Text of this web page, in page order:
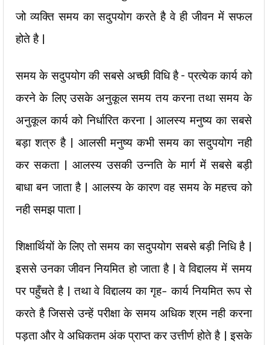
जो व्यक्ति समय का सदुपयोग करते है वे ही जीवन में सफल
होते है |
समय के सदुपयोग की सबसे अच्छी विधि है – प्रत्येक कार्य को
करने के लिए उसके अनुकूल समय तय करना तथा समय के
अनुकूल कार्य को निर्धारित करना | आलस्य मनुष्य का सबसे
बड़ा शत्रु है | आलसी मनुष्य कभी समय का सदुपयोग नही
कर सकता | आलस्य उसकी उन्नति के मार्ग में सबसे बड़ी
बाधा बन जाता है | आलस्य के कारण वह समय के महत्त्व को
नही समझ पाता |
शिक्षार्थियों के लिए तो समय का सदुपयोग सबसे बड़ी निधि है |
इससे उनका जीवन नियमित हो जाता है | वे विद्दालय में समय
पर पहुँचते है | तथा वे विद्दालय का गृह- कार्य नियमित रूप से
करते है जिससे उन्हें परीक्षा के समय अधिक श्रम नही करना
पड़ता और वे अधिकतम अंक प्राप्त कर उत्तीर्ण होते है | इसके